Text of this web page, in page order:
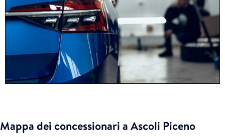
Mappa dei concessionari a Ascoli Piceno